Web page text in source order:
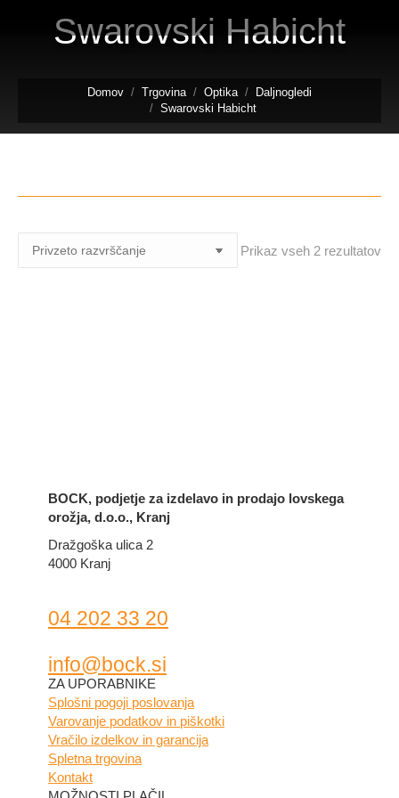
Swarovski Habicht
Domov Trgovina Optika
Daljnogledi
Swarovski Habicht
Prikaz vseh 2 rezultatov
BOCK, podjetje za izdelavo in prodajo lovskega
orožja, d.o.o., Kranj
Dražgoška ulica 2
4000 Kranj
04 202 33 20
info@bock.si
Facebook
Instagram
ZA UPORABNIKE
Splošni pogoji poslovanja
Varovanje podatkov in piškotki
Vračilo izdelkov in garancija
Spletna trgovina
Kontakt